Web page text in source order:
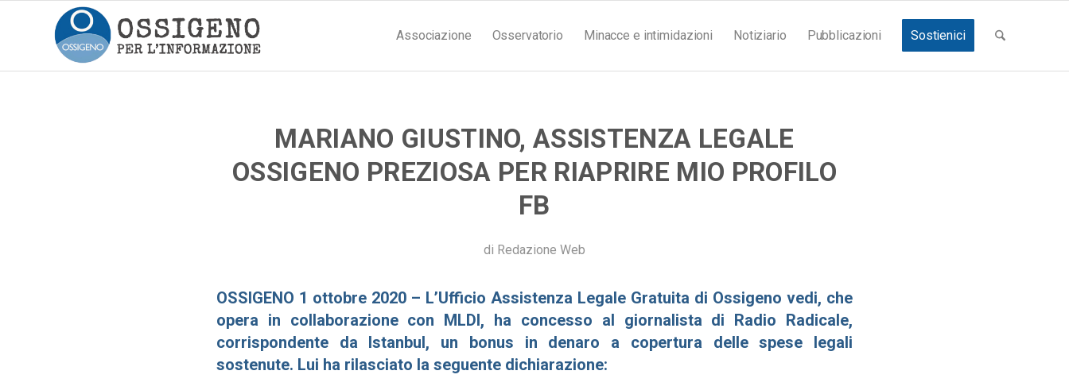
Associazione Osservatorio Minacce e intimidazioni Notiziario Pubblicazioni Sostienici
MARIANO GIUSTINO, ASSISTENZA LEGALE
OSSIGENO PREZIOSA PER RIAPRIRE MIO PROFILO
FB
di Redazione Web
OSSIGENO 1 ottobre 2020 – L’Ufficio Assistenza Legale Gratuita di Ossigeno vedi, che
opera in collaborazione con MLDI, ha concesso al giornalista di Radio Radicale,
corrispondente da Istanbul, un bonus in denaro a copertura delle spese legali
sostenute. Lui ha rilasciato la seguente dichiarazione: